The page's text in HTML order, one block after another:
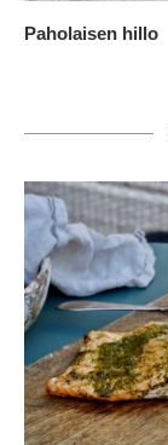
Paholaisen hillo